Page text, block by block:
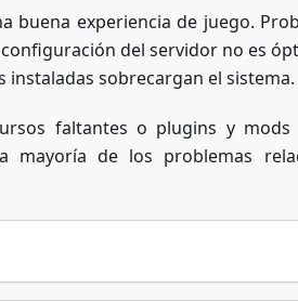
experiencia de juego.
del servidor no es
sobrecargan el sistema.
faltantes o plugins y mods
mayoría de los problemas